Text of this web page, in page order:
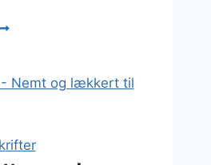
en